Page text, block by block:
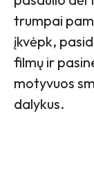
trumpai
įkvėpk,
filmų ir
motyvuos
dalykus.